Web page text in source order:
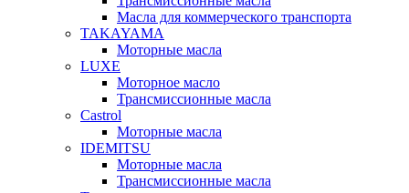
Масла для коммерческого транспорта
TAKAYAMA
Моторные масла
LUXE
Моторное масло
Трансмиссионные масла
Castrol
Моторные масла
IDEMITSU
Моторные масла
Трансмиссионные масла